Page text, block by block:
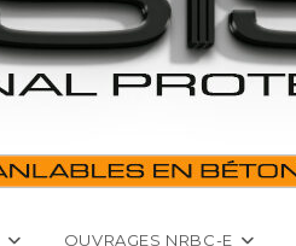
OUVRAGES NRBC-E